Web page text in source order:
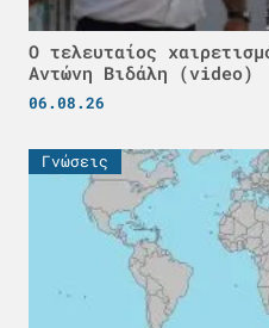
Ο τελευταίος
Αντώνη Βιδάλη (video)
06.08.26
Γνώσεις